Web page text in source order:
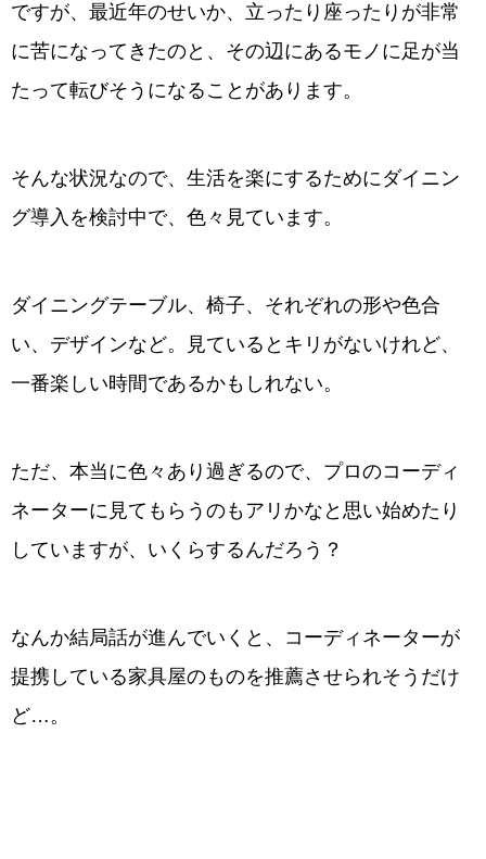
ですが、最近年のせいか、立ったり座ったりが非常
に苦になってきたのと、その辺にあるモノに足が当
たって転びそうになることがあります。
そんな状況なので、生活を楽にするためにダイニン
グ導入を検討中で、色々見ています。
ダイニングテーブル、椅子、それぞれの形や色合
い、デザインなど。見ているとキリがないけれど、
一番楽しい時間であるかもしれない。
ただ、本当に色々あり過ぎるので、プロのコーディ
ネーターに見てもらうのもアリかなと思い始めたり
していますが、いくらするんだろう？
なんか結局話が進んでいくと、コーディネーターが
提携している家具屋のものを推薦させられそうだけ
ど…。